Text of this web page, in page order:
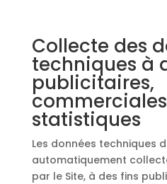
Collecte des
techniques à
publicitaires,
statistiques
Les données techniques
automatiquement
par le Site, à des fins